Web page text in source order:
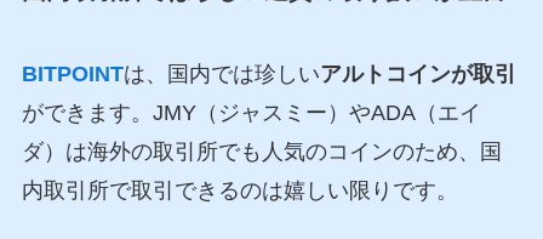
BITPOINTは、国内では珍しいアルトコインが取引
ができます。JMY（ジャスミー）やADA（エイ
ダ）は海外の取引所でも人気のコインのため、国
内取引所で取引できるのは嬉しい限りです。